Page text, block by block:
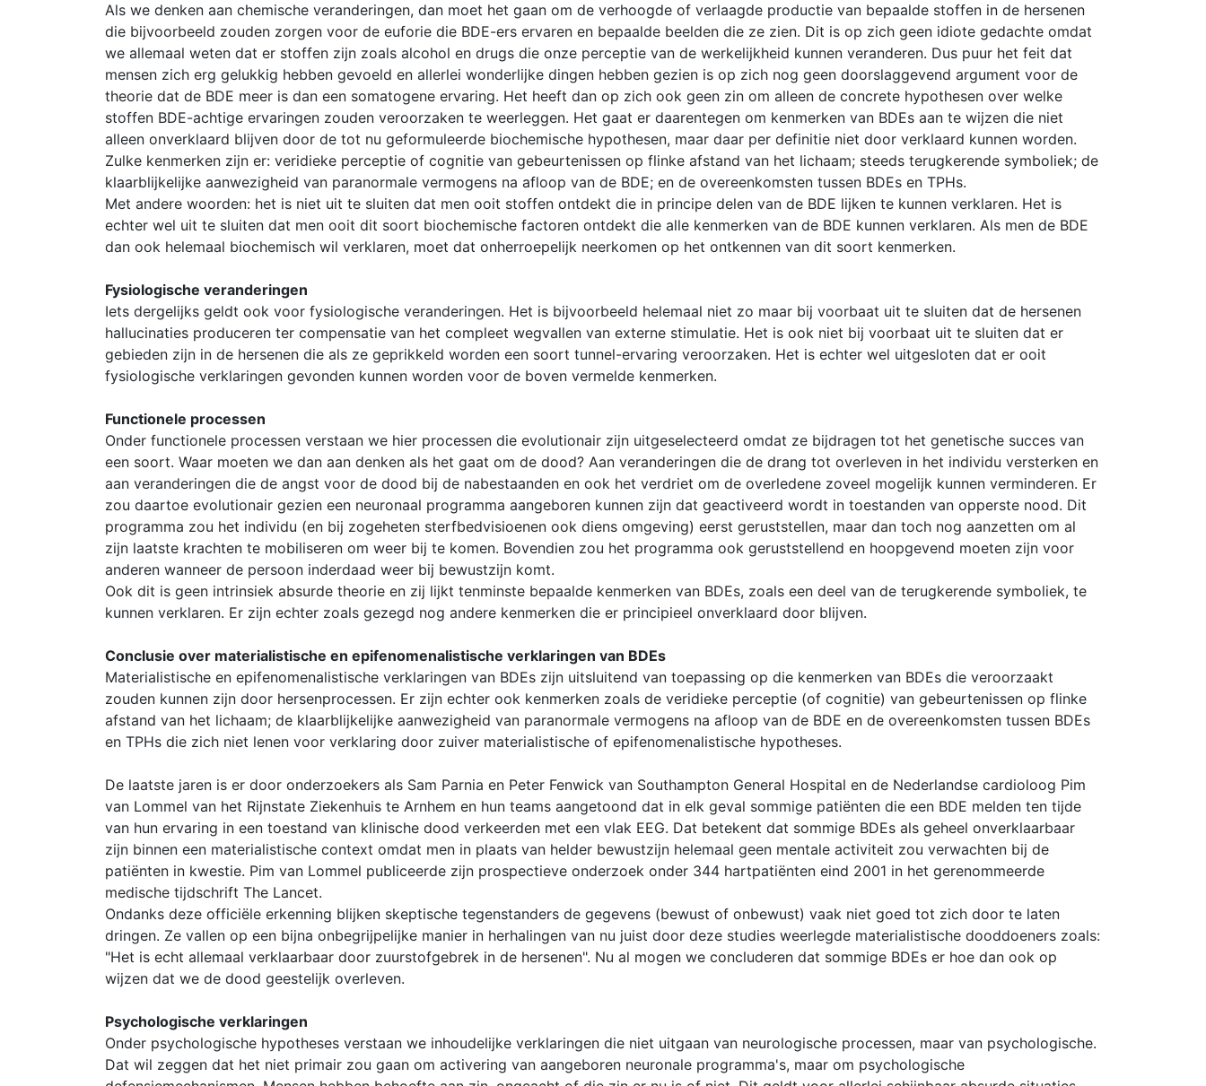
Als we denken aan chemische veranderingen, dan moet het gaan om de verhoogde of verlaagde productie van bepaalde stoffen in de hersenen
die bijvoorbeeld zouden zorgen voor de euforie die BDE-ers ervaren en bepaalde beelden die ze zien. Dit is op zich geen idiote gedachte omdat
we allemaal weten dat er stoffen zijn zoals alcohol en drugs die onze perceptie van de werkelijkheid kunnen veranderen. Dus puur het feit dat
mensen zich erg gelukkig hebben gevoeld en allerlei wonderlijke dingen hebben gezien is op zich nog geen doorslaggevend argument voor de
theorie dat de BDE meer is dan een somatogene ervaring. Het heeft dan op zich ook geen zin om alleen de concrete hypothesen over welke
stoffen BDE-achtige ervaringen zouden veroorzaken te weerleggen. Het gaat er daarentegen om kenmerken van BDEs aan te wijzen die niet
alleen onverklaard blijven door de tot nu geformuleerde biochemische hypothesen, maar daar per definitie niet door verklaard kunnen worden.
Zulke kenmerken zijn er: veridieke perceptie of cognitie van gebeurtenissen op flinke afstand van het lichaam; steeds terugkerende symboliek; de
klaarblijkelijke aanwezigheid van paranormale vermogens na afloop van de BDE; en de overeenkomsten tussen BDEs en TPHs.
Met andere woorden: het is niet uit te sluiten dat men ooit stoffen ontdekt die in principe delen van de BDE lijken te kunnen verklaren. Het is
echter wel uit te sluiten dat men ooit dit soort biochemische factoren ontdekt die alle kenmerken van de BDE kunnen verklaren. Als men de BDE
dan ook helemaal biochemisch wil verklaren, moet dat onherroepelijk neerkomen op het ontkennen van dit soort kenmerken.
Fysiologische veranderingen
Iets dergelijks geldt ook voor fysiologische veranderingen. Het is bijvoorbeeld helemaal niet zo maar bij voorbaat uit te sluiten dat de hersenen
hallucinaties produceren ter compensatie van het compleet wegvallen van externe stimulatie. Het is ook niet bij voorbaat uit te sluiten dat er
gebieden zijn in de hersenen die als ze geprikkeld worden een soort tunnel-ervaring veroorzaken. Het is echter wel uitgesloten dat er ooit
fysiologische verklaringen gevonden kunnen worden voor de boven vermelde kenmerken.
Functionele processen
Onder functionele processen verstaan we hier processen die evolutionair zijn uitgeselecteerd omdat ze bijdragen tot het genetische succes van
een soort. Waar moeten we dan aan denken als het gaat om de dood? Aan veranderingen die de drang tot overleven in het individu versterken en
aan veranderingen die de angst voor de dood bij de nabestaanden en ook het verdriet om de overledene zoveel mogelijk kunnen verminderen. Er
zou daartoe evolutionair gezien een neuronaal programma aangeboren kunnen zijn dat geactiveerd wordt in toestanden van opperste nood. Dit
programma zou het individu (en bij zogeheten sterfbedvisioenen ook diens omgeving) eerst geruststellen, maar dan toch nog aanzetten om al
zijn laatste krachten te mobiliseren om weer bij te komen. Bovendien zou het programma ook geruststellend en hoopgevend moeten zijn voor
anderen wanneer de persoon inderdaad weer bij bewustzijn komt.
Ook dit is geen intrinsiek absurde theorie en zij lijkt tenminste bepaalde kenmerken van BDEs, zoals een deel van de terugkerende symboliek, te
kunnen verklaren. Er zijn echter zoals gezegd nog andere kenmerken die er principieel onverklaard door blijven.
Conclusie over materialistische en epifenomenalistische verklaringen van BDEs
Materialistische en epifenomenalistische verklaringen van BDEs zijn uitsluitend van toepassing op die kenmerken van BDEs die veroorzaakt
zouden kunnen zijn door hersenprocessen. Er zijn echter ook kenmerken zoals de veridieke perceptie (of cognitie) van gebeurtenissen op flinke
afstand van het lichaam; de klaarblijkelijke aanwezigheid van paranormale vermogens na afloop van de BDE en de overeenkomsten tussen BDEs
en TPHs die zich niet lenen voor verklaring door zuiver materialistische of epifenomenalistische hypotheses.
De laatste jaren is er door onderzoekers als Sam Parnia en Peter Fenwick van Southampton General Hospital en de Nederlandse cardioloog Pim
van Lommel van het Rijnstate Ziekenhuis te Arnhem en hun teams aangetoond dat in elk geval sommige patiënten die een BDE melden ten tijde
van hun ervaring in een toestand van klinische dood verkeerden met een vlak EEG. Dat betekent dat sommige BDEs als geheel onverklaarbaar
zijn binnen een materialistische context omdat men in plaats van helder bewustzijn helemaal geen mentale activiteit zou verwachten bij de
patiënten in kwestie. Pim van Lommel publiceerde zijn prospectieve onderzoek onder 344 hartpatiënten eind 2001 in het gerenommeerde
medische tijdschrift The Lancet.
Ondanks deze officiële erkenning blijken skeptische tegenstanders de gegevens (bewust of onbewust) vaak niet goed tot zich door te laten
dringen. Ze vallen op een bijna onbegrijpelijke manier in herhalingen van nu juist door deze studies weerlegde materialistische dooddoeners zoals:
"Het is echt allemaal verklaarbaar door zuurstofgebrek in de hersenen". Nu al mogen we concluderen dat sommige BDEs er hoe dan ook op
wijzen dat we de dood geestelijk overleven.
Psychologische verklaringen
Onder psychologische hypotheses verstaan we inhoudelijke verklaringen die niet uitgaan van neurologische processen, maar van psychologische.
Dat wil zeggen dat het niet primair zou gaan om activering van aangeboren neuronale programma's, maar om psychologische